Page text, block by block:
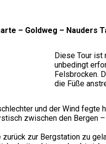
– Goldweg – Nauders
Diese Tour ist
unbedingt
Felsbrocken.
die Füße
und der Wind
zwischen den Bergen
zur Bergstation zu